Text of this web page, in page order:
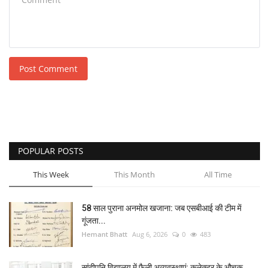
Post Comment
POPULAR POSTS
This Week This Month All Time
58 साल पुराना अनमोल खजाना: जब एसबीआई की टीम में
गूंजता...
Hemant Bhatt Aug 6, 2026 0 483